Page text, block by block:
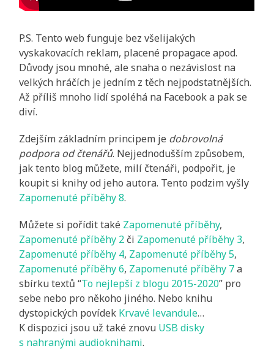
P.S. Tento web funguje bez všelijakých
vyskakovacích reklam, placené propagace apod.
Důvody jsou mnohé, ale snaha o nezávislost na
velkých hráčích je jedním z těch nejpodstatnějších.
Až příliš mnoho lidí spoléhá na Facebook a pak se
diví.
Zdejším základním principem je dobrovolná
podpora od čtenářů. Nejjednodušším způsobem,
jak tento blog můžete, milí čtenáři, podpořit, je
koupit si knihy od jeho autora. Tento podzim vyšly
Zapomenuté příběhy 8.
Můžete si pořídit také Zapomenuté příběhy,
Zapomenuté příběhy 2 či Zapomenuté příběhy 3,
Zapomenuté příběhy 4, Zapomenuté příběhy 5,
Zapomenuté příběhy 6, Zapomenuté příběhy 7a
sbírku textů “To nejlepší z blogu 2015-2020” pro
sebe nebo pro někoho jiného. Nebo knihu
dystopických povídek Krvavé levandule…
K dispozici jsou už také znovu USB disky
s nahranými audioknihami.